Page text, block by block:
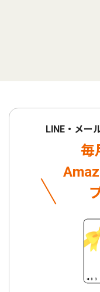
LINE・メー
毎